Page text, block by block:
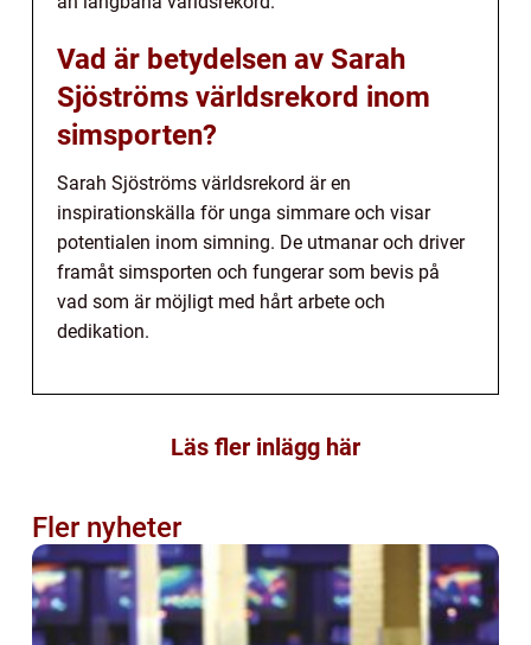
Vad är betydelsen av Sarah
Sjöströms världsrekord inom
simsporten?
Sarah Sjöströms världsrekord är en
inspirationskälla för unga simmare och visar
potentialen inom simning. De utmanar och driver
framåt simsporten och fungerar som bevis på
vad som är möjligt med hårt arbete och
dedikation.
Läs fler inlägg här
Fler nyheter